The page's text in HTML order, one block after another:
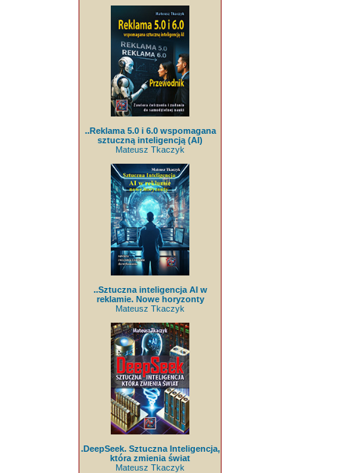
..Reklama 5.0 i 6.0 wspomagana
sztuczną inteligencją (AI)
Mateusz Tkaczyk
..Sztuczna inteligencja AI w
reklamie. Nowe horyzonty
Mateusz Tkaczyk
.DeepSeek. Sztuczna Inteligencja,
która zmienia świat
Mateusz Tkaczyk